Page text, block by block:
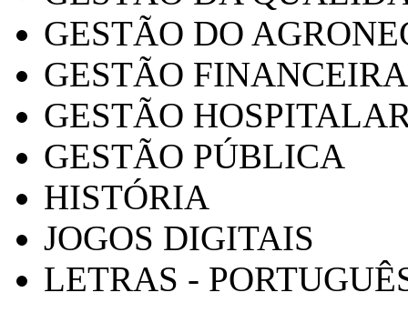
GESTÃO DO
GESTÃO FINANCEIRA
GESTÃO
GESTÃO PÚBLICA
HISTÓRIA
JOGOS DIGITAIS
LETRAS -